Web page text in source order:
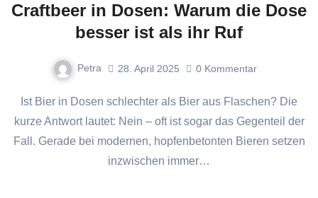
Craftbeer in Dosen: Warum die Dose
besser ist als ihr Ruf
Petra 28. April 2025 0 Kommentar
kurze Antwort lautet: Nein – oft ist sogar das Gegenteil der
Fall. Gerade bei modernen, hopfenbetonten Bieren setzen
inzwischen immer…